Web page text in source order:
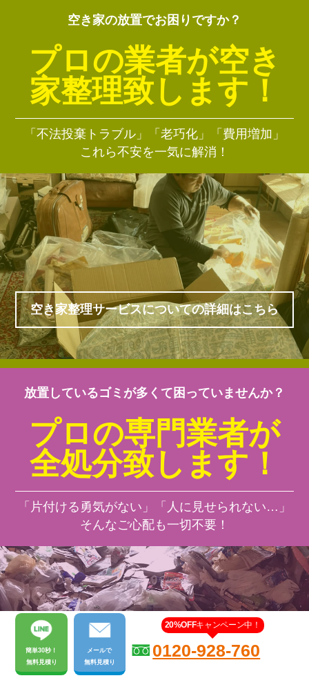
空き家の放置でお困りですか？
プロの業者が空き
家整理致します！
「不法投棄トラブル」「老巧化」「費用増加」
これら不安を一気に解消！
空き家整理サービスについての詳細はこちら
放置しているゴミが多くて困っていませんか？
プロの専門業者が
全処分致します！
「片付ける勇気がない」「人に見せられない…」
そんなご心配も一切不要！
簡単30秒！
無料見積り
メールで
無料見積り
20%OFFキャンペーン中！
0120-928-760